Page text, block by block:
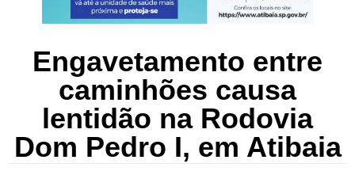
Engavetamento entre
caminhões causa
lentidão na Rodovia
Dom Pedro I, em Atibaia